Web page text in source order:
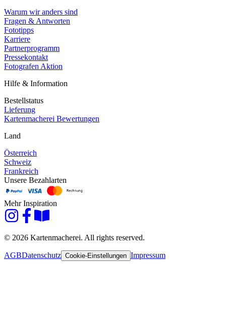
Warum wir anders sind
Fragen & Antworten
Fototipps
Karriere
Partnerprogramm
Pressekontakt
Fotografen Aktion
Hilfe & Information
Bestellstatus
Lieferung
Kartenmacherei Bewertungen
Land
Österreich
Schweiz
Frankreich
Unsere Bezahlarten
Mehr Inspiration
© 2026 Kartenmacherei. All rights reserved.
AGBDatenschutz Cookie-Einstellungen Impressum